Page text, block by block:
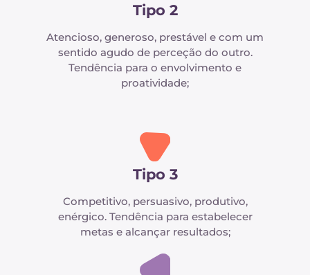
Tipo 2
Atencioso, generoso, prestável e com um
sentido agudo de perceção do outro.
Tendência para o envolvimento e
proatividade;
Tipo 3
Competitivo, persuasivo, produtivo,
enérgico. Tendência para estabelecer
metas e alcançar resultados;